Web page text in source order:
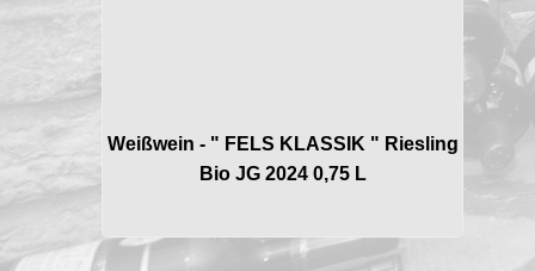
Weißwein - " FELS KLASSIK " Riesling
Bio JG 2024 0,75 L